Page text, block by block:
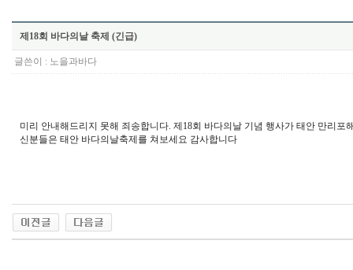
제18회 바다의날 축제 (긴급)
글쓴이 : 노을과바다
미리 안내해드리지 못해 죄송합니다. 제18회 바다의날 기념 행사가 태안 만리
신분들은 태안 바다의날축제를 쳐보세요 감사합니다